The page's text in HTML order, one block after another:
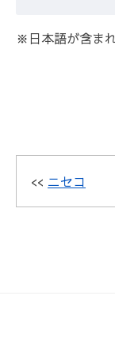
※日本語が含ま
<< ニセコ